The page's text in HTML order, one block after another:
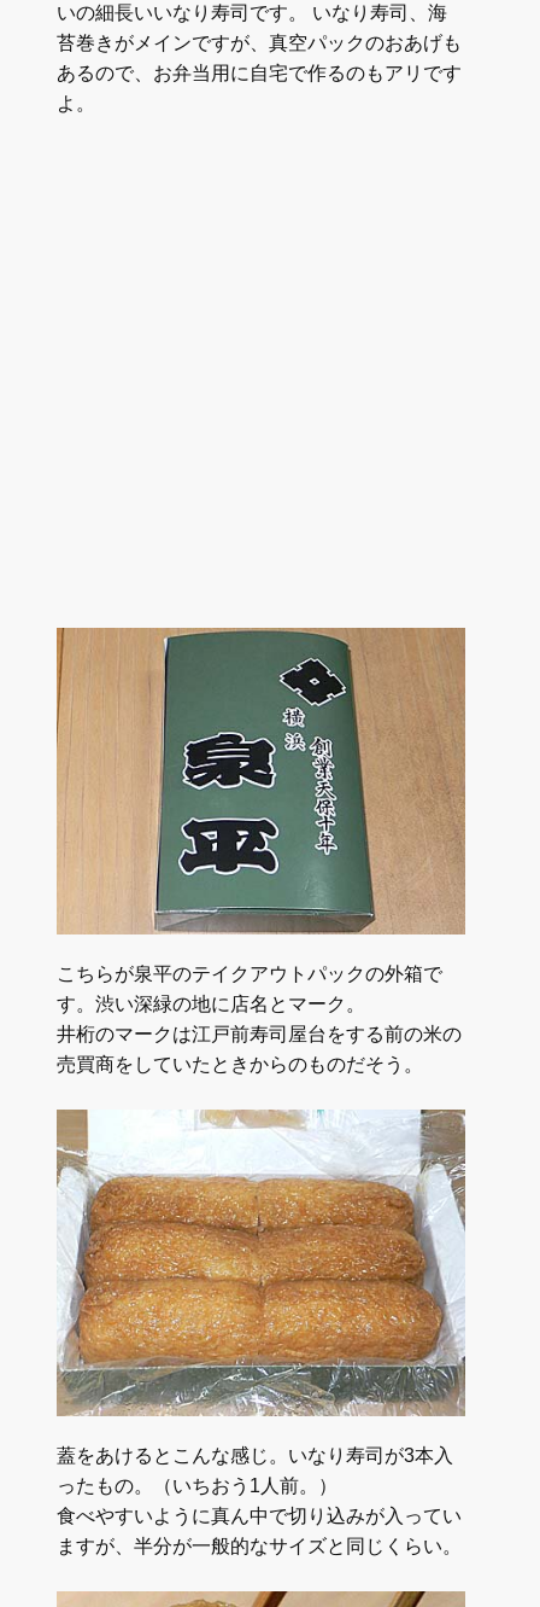
いの細長いいなり寿司です。 いなり寿司、海
苔巻きがメインですが、真空パックのおあげも
あるので、お弁当用に自宅で作るのもアリです
よ。
こちらが泉平のテイクアウトパックの外箱で
す。渋い深緑の地に店名とマーク。
井桁のマークは江戸前寿司屋台をする前の米の
売買商をしていたときからのものだそう。
蓋をあけるとこんな感じ。いなり寿司が3本入
ったもの。（いちおう1人前。）
食べやすいように真ん中で切り込みが入ってい
ますが、半分が一般的なサイズと同じくらい。